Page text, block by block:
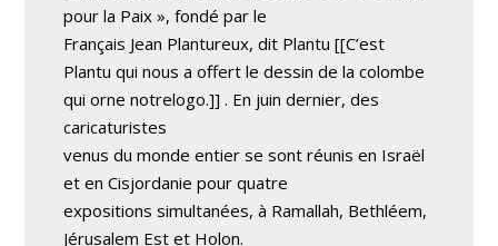
pour la Paix », fondé par le
Français Jean Plantureux, dit Plantu [[C’est
Plantu qui nous a offert le dessin de la colombe
qui orne notrelogo.]] . En juin dernier, des
caricaturistes
venus du monde entier se sont réunis en Israël
et en Cisjordanie pour quatre
expositions simultanées, à Ramallah, Bethléem,
Jérusalem Est et Holon.